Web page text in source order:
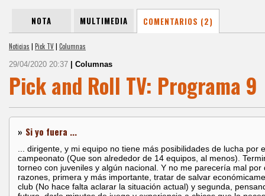
NOTA MULTIMEDIA COMENTARIOS (2)
Noticias | Pick TV| Columnas
29/04/2020 20:37 | Columnas
Pick and Roll TV: Programa 9
» Si yo fuera ...
... dirigente, y mi equipo no tiene más posibilidades de lucha por
campeonato (Que son alrededor de 14 equipos, al menos).
torneo con juveniles y algún nacional. Y no me parecería mal por
razones, primera y más importante, tratar de salvar
club (No hace falta aclarar la situación actual) y segunda,